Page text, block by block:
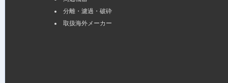
分離・濾過・破砕
取扱海外メーカー